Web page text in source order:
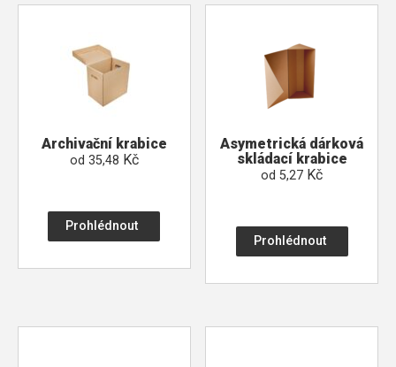
Archivační krabice
od 35,48 Kč
Prohlédnout
Asymetrická dárková
skládací krabice
od5,27 Kč
Prohlédnout